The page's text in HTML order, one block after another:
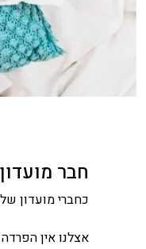
חבר
כחברי מועדון
אצלנו אין